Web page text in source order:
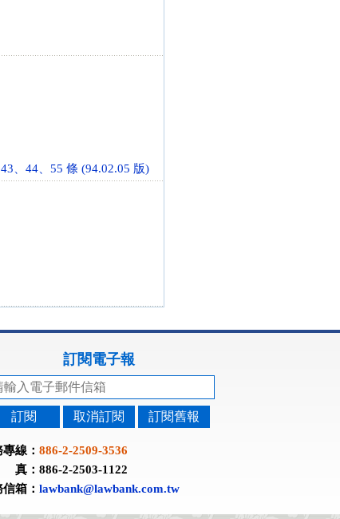
、44、55 條 (94.02.05 版)
訂閱電子報
訂閱 取消訂閱 訂閱舊報
線： 886-2-2509-3536
：886-2-2503-1122
箱： lawbank@lawbank.com.tw